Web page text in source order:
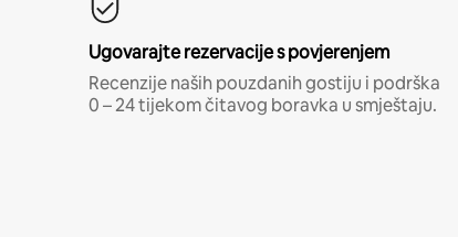
Ugovarajte rezervacije s povjerenjem
Recenzije naših pouzdanih gostiju i podrška
0 – 24 tijekom čitavog boravka u smještaju.